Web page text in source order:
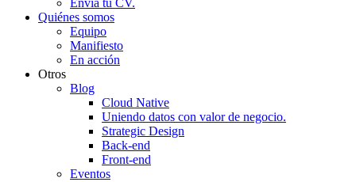
Envía tu CV.
Quiénes somos
Equipo
Manifiesto
En acción
Otros
Blog
Cloud Native
Uniendo datos con valor de negocio.
Strategic Design
Back-end
Front-end
Eventos